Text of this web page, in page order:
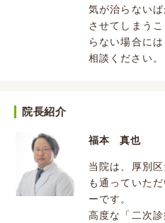
気が治らない
させてしまう
らない場合に
相談ください。
院長紹介
福本 真也
当院は、厚別
も通っていた
ーです。
高度な「二次